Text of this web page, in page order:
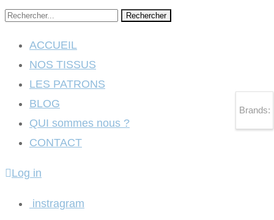
Rechercher
ACCUEIL
NOS TISSUS
LES PATRONS
BLOG
QUI sommes nous ?
CONTACT
Log in
instragram
Brands: